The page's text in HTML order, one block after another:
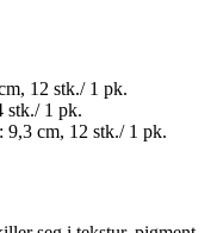
12 stk./ 1 pk.
stk./ 1 pk.
cm, 12 stk./ 1 pk.